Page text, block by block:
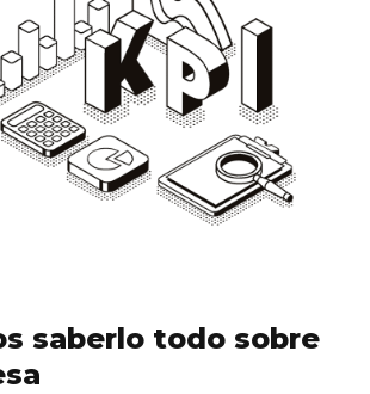
saberlo todo sobre